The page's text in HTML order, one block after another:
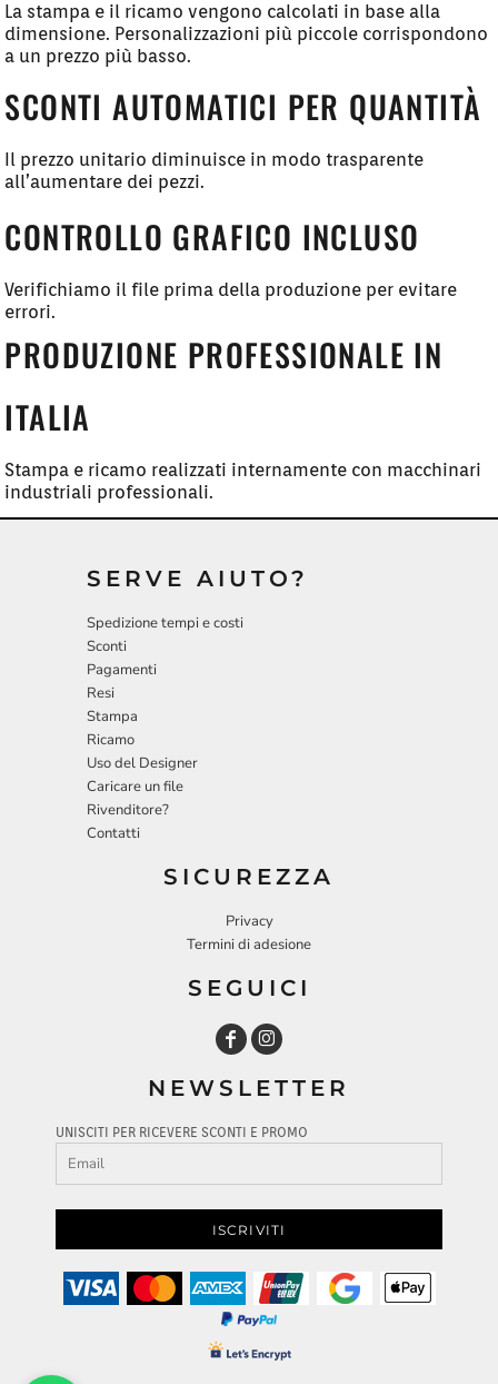
La stampa e il ricamo vengono calcolati in base alla
dimensione. Personalizzazioni più piccole corrispondono
a un prezzo più basso.
SCONTI AUTOMATICI PER QUANTITÀ
Il prezzo unitario diminuisce in modo trasparente
all’aumentare dei pezzi.
CONTROLLO GRAFICO INCLUSO
Verifichiamo il file prima della produzione per evitare
errori.
PRODUZIONE PROFESSIONALE IN
ITALIA
Stampa e ricamo realizzati internamente con macchinari
industriali professionali.
SERVE AIUTO?
Spedizione tempi e costi
Sconti
Pagamenti
Resi
Stampa
Ricamo
Uso del Designer
Caricare un file
Rivenditore?
Contatti
SICUREZZA
Privacy
Termini di adesione
SEGUICI
NEWSLETTER
UNISCITI PER RICEVERE SCONTI E PROMO
ISCRIVITI